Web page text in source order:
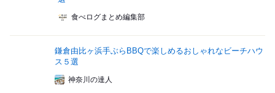
食べログまとめ編集部
鎌倉由比ヶ浜手ぶらBBQで楽しめるおしゃれなビーチハウ
ス５選
神奈川の達人